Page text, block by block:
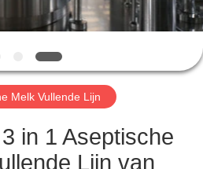
Melk Vullende Lijn
in 1 Aseptische
Lijn van